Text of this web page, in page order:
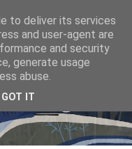
to deliver its services
and user-agent are
and security
generate usage
abuse.
GOT IT